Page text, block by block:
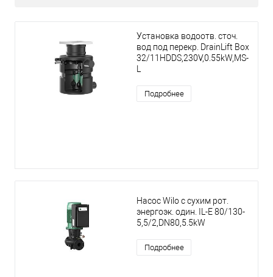
Установка водоотв. сточ.
вод под перекр. DrainLift Box
32/11HDDS,230V,0.55kW,MS-
L
Подробнее
Насос Wilo с сухим рот.
энергоэк. один. IL-E 80/130-
5,5/2,DN80,5.5kW
Подробнее